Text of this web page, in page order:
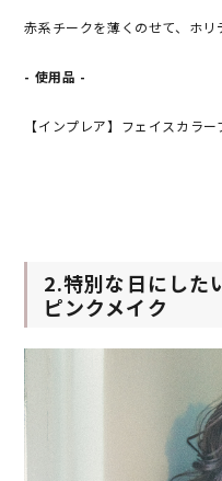
赤系チークを薄くのせて、ホリ
- 使用品 -
【インプレア】フェイスカラ
2.特別な日にし
ピンクメイク